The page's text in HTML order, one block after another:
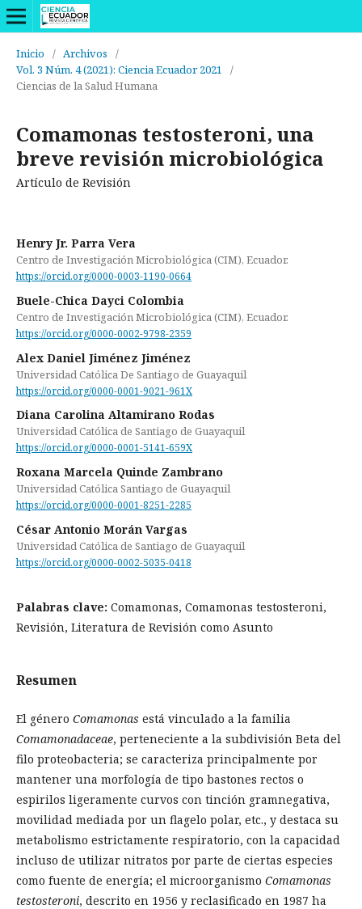
Inicio / Archivos
/
Vol. 3 Núm. 4 (2021): Ciencia Ecuador 2021
/
Ciencias de la Salud Humana
Comamonas testosteroni, una
breve revisión microbiológica
Artículo de Revisión
Henry Jr. Parra Vera
Centro de Investigación Microbiológica (CIM), Ecuador.
https://orcid.org/0000-0003-1190-0664
Buele-Chica Dayci Colombia
Centro de Investigación Microbiológica (CIM), Ecuador.
https://orcid.org/0000-0002-9798-2359
Alex Daniel Jiménez Jiménez
Universidad Católica De Santiago de Guayaquil
https://orcid.org/0000-0001-9021-961X
Diana Carolina Altamirano Rodas
Universidad Católica de Santiago de Guayaquil
https://orcid.org/0000-0001-5141-659X
Roxana Marcela Quinde Zambrano
Universidad Católica Santiago de Guayaquil
https://orcid.org/0000-0001-8251-2285
César Antonio Morán Vargas
Universidad Católica de Santiago de Guayaquil
https://orcid.org/0000-0002-5035-0418
Palabras clave: Comamonas, Comamonas testosteroni,
Revisión, Literatura de Revisión como Asunto
Resumen
El género Comamonas está vinculado a la familia
Comamonadaceae, perteneciente a la subdivisión Beta del
filo proteobacteria; se caracteriza principalmente por
mantener una morfología de tipo bastones rectos o
espirilos ligeramente curvos con tinción gramnegativa,
movilidad mediada por un flagelo polar, etc., y destaca su
metabolismo estrictamente respiratorio, con la capacidad
incluso de utilizar nitratos por parte de ciertas especies
como fuente de energía; el microorganismo Comamonas
testosteroni, descrito en 1956 y reclasificado en 1987 ha